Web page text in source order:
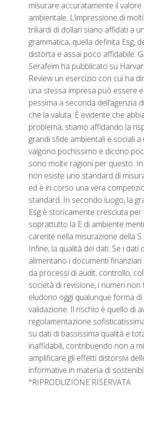
misurare accuratamente il valore
ambientale. L’impressione di
triliardi di dollari siano affidati a
grammatica, quella definita Esg,
distorta e assai poco affidabile.
Serafeim ha pubblicato su
Review un esercizio con cui ha
una stessa impresa può essere
pessima a seconda dell’agenzia
che la valuta. È evidente che
problema, stiamo affidando la
grandi sfide ambientali e sociali a
valgono pochissimo e dicono
sono molte ragioni per questo.
non esiste uno standard di
ed è in corso una vera
standard. In secondo luogo, la
Esg è storicamente cresciuta per
soprattutto la E di ambiente
carente nella misurazione della S
Infine, la qualità dei dati. Se i dati
alimentano i documenti
da processi di audit, controllo,
società di revisione, i numeri non
eludono oggi qualunque forma
validazione. Il rischio è quello di
regolamentazione
su dati di bassissima qualità e
inaffidabili, contribuendo non a
amplificare gli effetti distorsivi
informative in materia di
°RIPRODUZIONE RISERVATA